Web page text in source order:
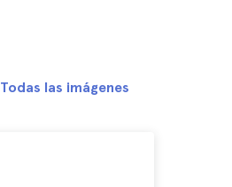
Todas las imágenes